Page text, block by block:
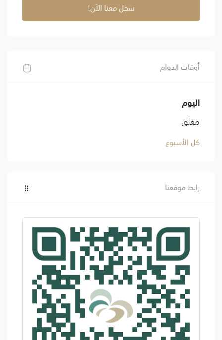
سجل معنا الآن!
أوقات الدوام
اليوم
مغلق
كل الأسبوع
رابط موقعنا